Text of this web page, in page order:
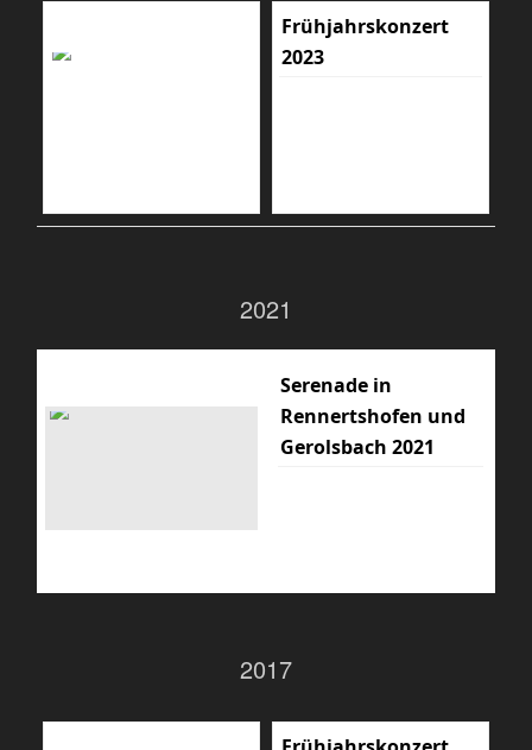
Frühjahrskonzert
2023
2021
Serenade in
Rennertshofen und
Gerolsbach 2021
2017